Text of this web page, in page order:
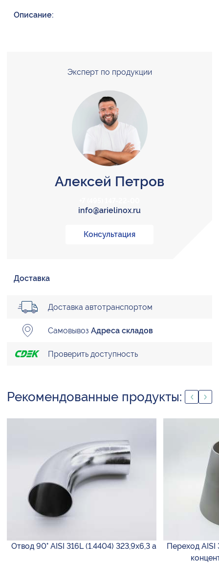
Описание:
Эксперт по продукции
Алексей Петров
info@arielinox.ru
Консультация
Доставка
Доставка автотранспортом
Самовывоз Адреса складов
Проверить доступность
Рекомендованные продукты:
Отвод 90° AISI 316L (1.4404) 323,9х6,3 а
Переход